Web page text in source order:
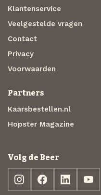
Klantenservice
Veelgestelde vragen
Contact
Privacy
Voorwaarden
Partners
Kaarsbestellen.nl
Hopster Magazine
Volg de Beer